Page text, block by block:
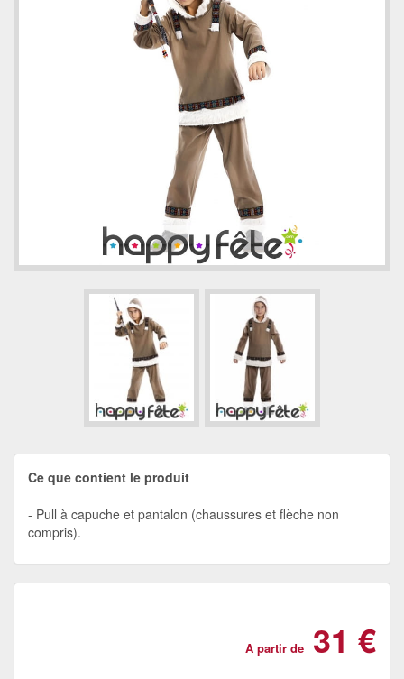
Ce que contient le produit
Pull à capuche et pantalon (chaussures et flèche non
compris).
A partir de 31 €